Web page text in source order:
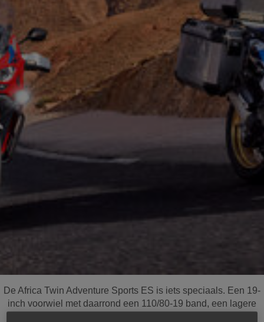
De Africa Twin Adventure Sports ES is iets speciaals. Een 19-
inch voorwiel met daarrond een 110/80-19 band, een lagere